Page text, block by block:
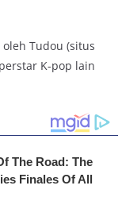
Tudou (situs
K-pop lain